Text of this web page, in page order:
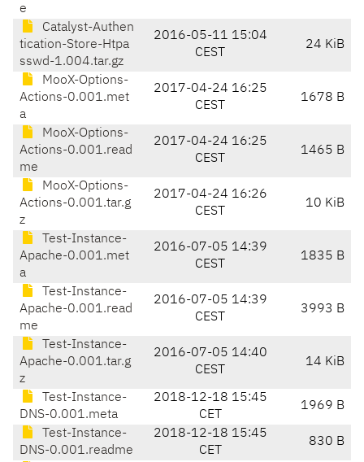
e
Catalyst-Authen
tication-Store-Htpa
sswd-1.004.tar.gz
2016-05-11 15:04
CEST
24 KiB
MooX-Options-
Actions-0.001.met
a
2017-04-24 16:25
CEST
1678 B
MooX-Options-
Actions-0.001.read
me
2017-04-24 16:25
CEST
1465 B
MooX-Options-
Actions-0.001.tar.g
z
2017-04-24 16:26
CEST
10 KiB
Test-Instance-
Apache-0.001.met
a
2016-07-05 14:39
CEST
1835 B
Test-Instance-
Apache-0.001.read
me
2016-07-05 14:39
CEST
3993 B
Test-Instance-
Apache-0.001.tar.g
z
2016-07-05 14:40
CEST
14 KiB
Test-Instance-
DNS-0.001.meta
2018-12-18 15:45
CET
1969 B
Test-Instance-
DNS-0.001.readme
2018-12-18 15:45
CET
830 B